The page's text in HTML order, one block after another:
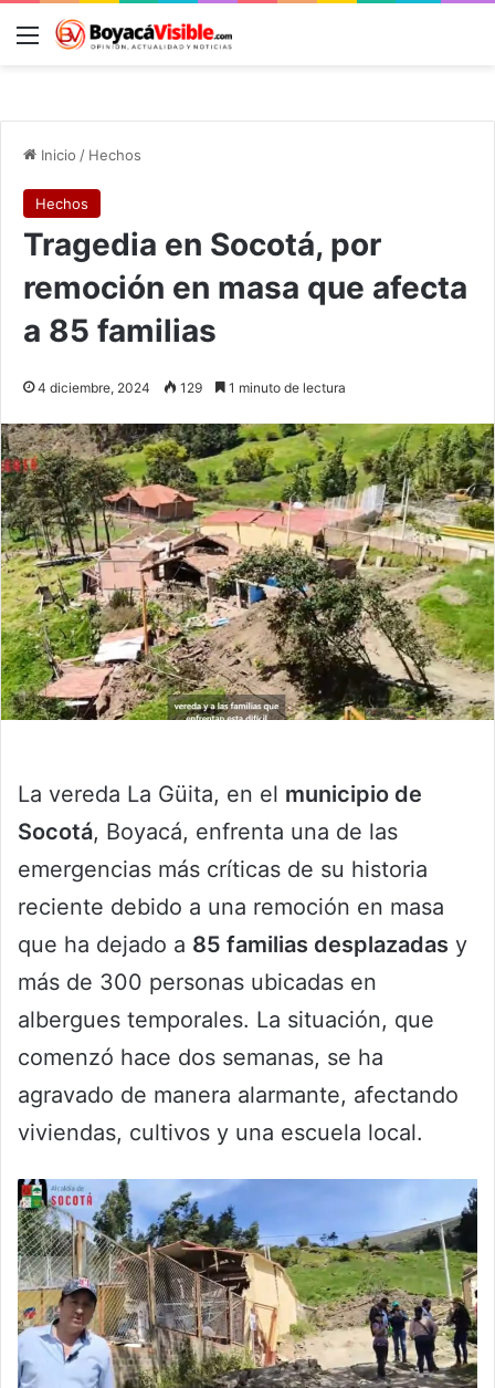
Menú
Inicio / Hechos
Hechos
Tragedia en Socotá, por
remoción en masa que afecta
a 85 familias
4 diciembre, 2024 129 1 minuto de lectura
La vereda La Güita, en el municipio de
Socotá, Boyacá, enfrenta una de las
emergencias más críticas de su historia
reciente debido a una remoción en masa
que ha dejado a 85 familias desplazadas y
más de 300 personas ubicadas en
albergues temporales. La situación, que
comenzó hace dos semanas, se ha
agravado de manera alarmante, afectando
viviendas, cultivos y una escuela local.